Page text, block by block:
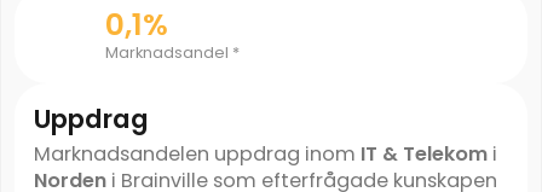
0,1%
Marknadsandel *
Uppdrag
Marknadsandelen uppdrag inom IT & Telekomi
Nordeni Brainville som efterfrågade kunskapen